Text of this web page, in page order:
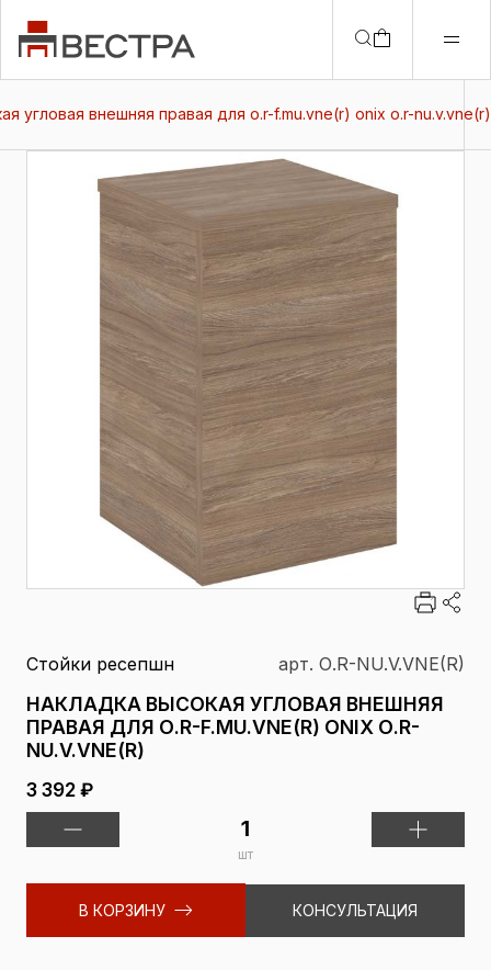
угловая внешняя правая для о.r-f.mu.vne(r) onix о.r-nu.v.vne(r)
Стойки ресепшн арт. О.R-NU.V.VNE(R)
НАКЛАДКА ВЫСОКАЯ УГЛОВАЯ ВНЕШНЯЯ
ПРАВАЯ ДЛЯ О.R-F.MU.VNE(R) ONIX О.R-
NU.V.VNE(R)
3 392 ₽
шт
В КОРЗИНУ КОНСУЛЬТАЦИЯ